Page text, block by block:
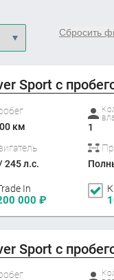
Sport с
км
1
245 л.с.
In
000 ₽
Sport с